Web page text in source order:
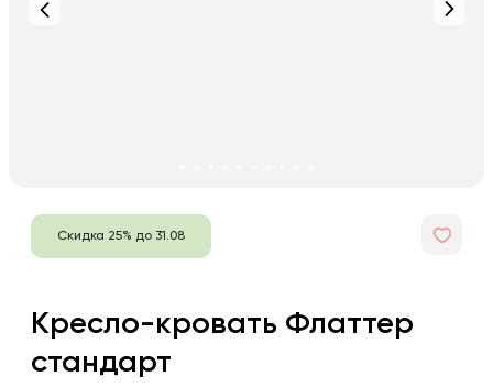
Скидка 25% до 31.08
Кресло-кровать Флаттер
стандарт